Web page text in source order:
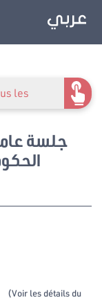
les
جلسة
(Voir les détails du